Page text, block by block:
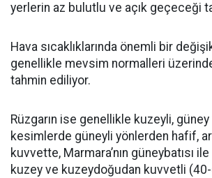
yerlerin az bulutlu ve açık geçeceği
Hava sıcaklıklarında önemli bir
genellikle mevsim normalleri
tahmin ediliyor.
Rüzgarın ise genellikle kuzeyli,
kesimlerde güneyli yönlerden hafif,
kuvvette, Marmara’nın güneybatısı
kuzey ve kuzeydoğudan kuvvetli